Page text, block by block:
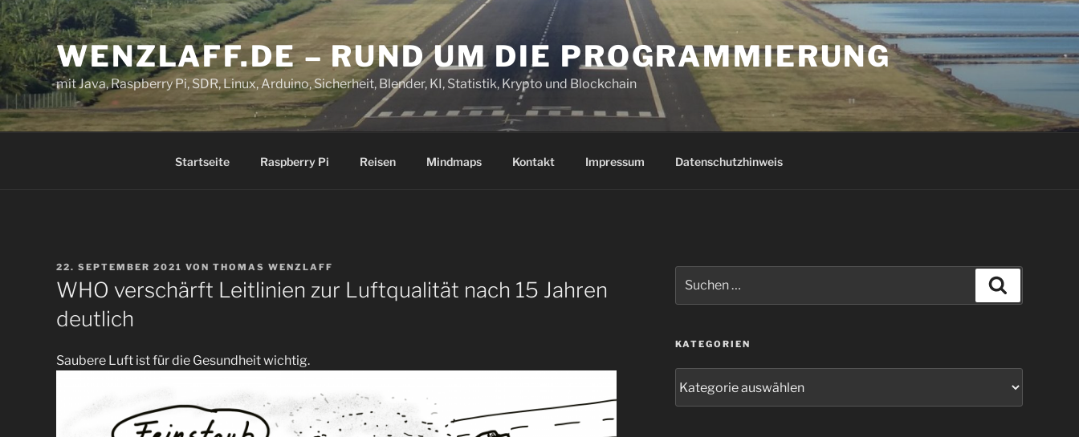
Zum
Inhalt
springen WENZLAFF.DE – RUND UM DIE PROGRAMMIERUNG
mit Java, Raspberry Pi, SDR, Linux, Arduino, Sicherheit, Blender, KI, Statistik, Krypto und Blockchain
Startseite Raspberry Pi Reisen Mindmaps Kontakt Impressum Datenschutzhinweis
VERÖFFENTLICHT
AM
22. SEPTEMBER 2021 VON THOMAS WENZLAFF
WHO verschärft Leitlinien zur Luftqualität nach 15 Jahren
deutlich
Saubere Luft ist für die Gesundheit wichtig.
nach:
KATEGORIEN